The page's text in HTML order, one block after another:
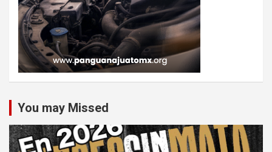
You may Missed